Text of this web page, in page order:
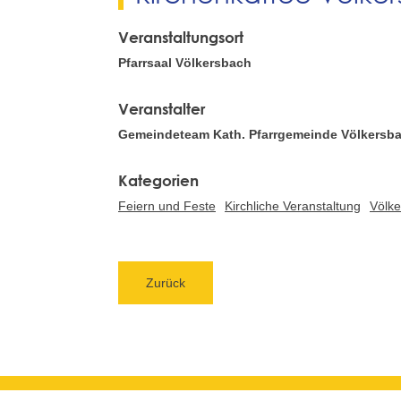
Veranstaltungsort
Pfarrsaal Völkersbach
Veranstalter
Gemeindeteam Kath. Pfarrgemeinde
Feiern und Feste Kirchliche Veranstaltung
Zurück